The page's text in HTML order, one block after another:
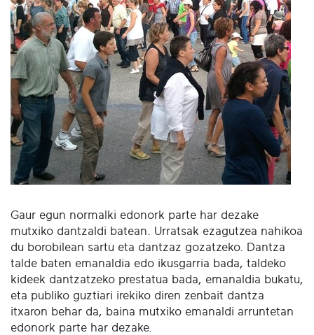
Gaur egun normalki edonork parte har dezake
mutxiko dantzaldi batean. Urratsak ezagutzea nahikoa
du borobilean sartu eta dantzaz gozatzeko. Dantza
talde baten emanaldia edo ikusgarria bada, taldeko
kideek dantzatzeko prestatua bada, emanaldia bukatu,
eta publiko guztiari irekiko diren zenbait dantza
itxaron behar da, baina mutxiko emanaldi arruntetan
edonork parte har dezake.